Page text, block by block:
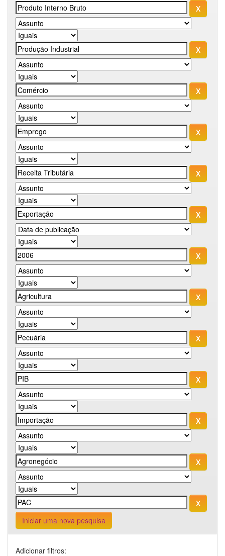
Iniciar uma nova pesquisa
Adicionar filtros: